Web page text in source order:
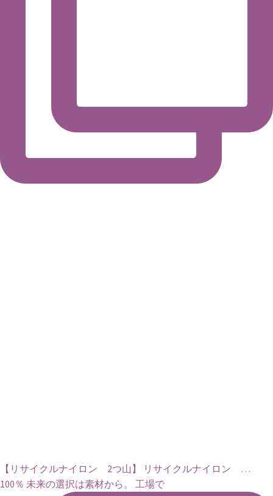
【リサイクルナイロン 2つ山】 リサイクルナイロン …
100％ 未来の選択は素材から。 工場で